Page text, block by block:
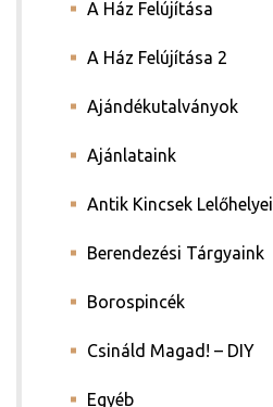
A Ház Felújítása
A Ház Felújítása 2
Ajándékutalványok
Ajánlataink
Antik Kincsek Lelőhelyei
Berendezési Tárgyaink
Borospincék
Csináld Magad! – DIY
Egyéb